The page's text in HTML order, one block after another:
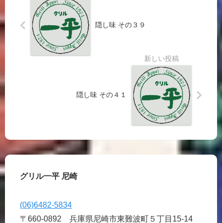
隠し味 その３９
隠し味 その４１
グリル一平 尼崎
(06)6482-5834
〒660-0892 兵庫県尼崎市東難波町５丁目15-14